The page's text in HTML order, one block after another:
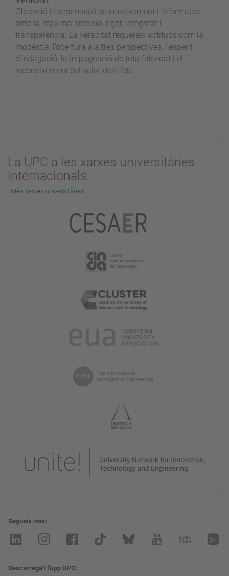
Obtenció i transmissió de coneixement i informació
amb la màxima precisió, rigor, integritat i
transparència. La veracitat requereix actituds com la
modèstia, l’obertura a altres perspectives, l’esperit
d’indagació, la impugnació de tota falsedat i el
reconeixement del valor dels fets.
La UPC a les xarxes universitàries
internacionals
Més xarxes universitàries
Segueix-nos
Descarrega't l'App UPC